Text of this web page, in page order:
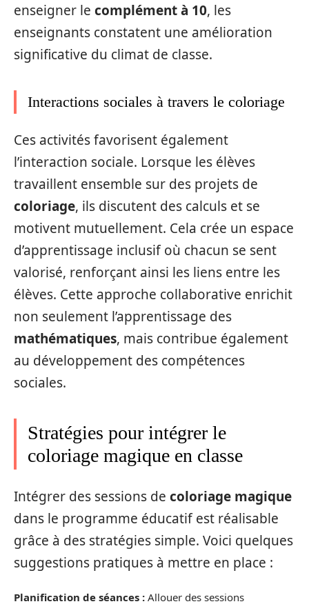
enseigner le complément à 10, les
enseignants constatent une amélioration
significative du climat de classe.
Interactions sociales à travers le coloriage
Ces activités favorisent également
l’interaction sociale. Lorsque les élèves
travaillent ensemble sur des projets de
coloriage, ils discutent des calculs et se
motivent mutuellement. Cela crée un espace
d’apprentissage inclusif où chacun se sent
valorisé, renforçant ainsi les liens entre les
élèves. Cette approche collaborative enrichit
non seulement l’apprentissage des
mathématiques, mais contribue également
au développement des compétences
sociales.
Stratégies pour intégrer le
coloriage magique en classe
Intégrer des sessions de coloriage magique
dans le programme éducatif est réalisable
grâce à des stratégies simple. Voici quelques
suggestions pratiques à mettre en place :
Planification de séances : Allouer des sessions